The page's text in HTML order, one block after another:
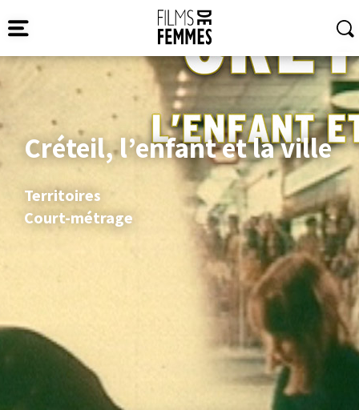
Créteil, l’enfant et la ville
Territoires
Court-métrage